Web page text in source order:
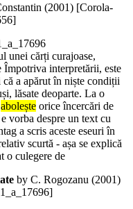
(2001) [Corola-
unei cărți curajoase,
Împotriva interpretării, este
a apărut în niște condiții
lăsate deoparte. La o
abolește orice încercări de
vorba despre un text cu
a scris aceste eseuri în
scurtă - așa se explică
o culegere de
by C. Rogozanu (2001)